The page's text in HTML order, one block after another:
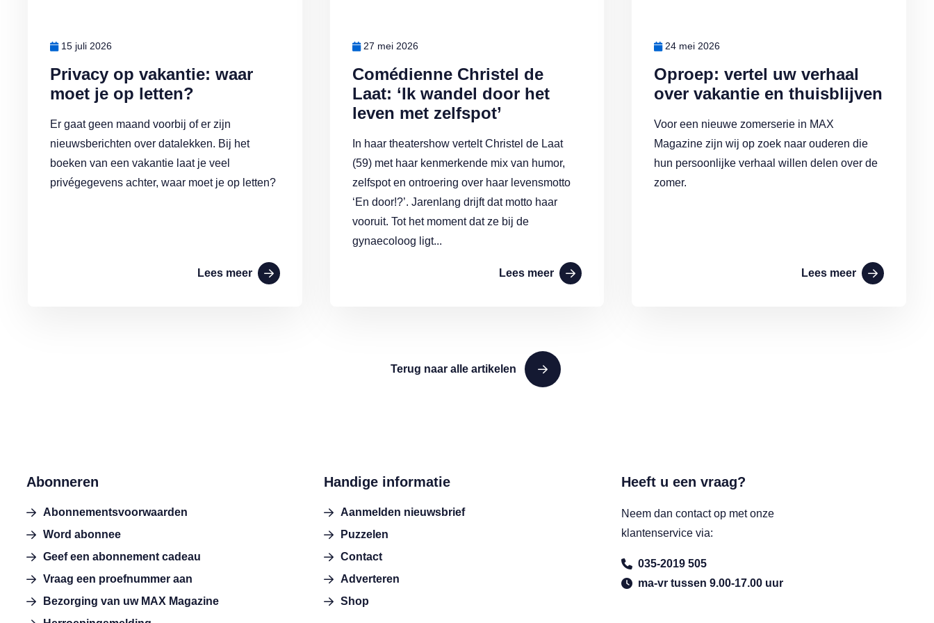
Privacy op vakantie: waar
moet je op letten?
15 juli 2026
Er gaat geen maand voorbij of er zijn
nieuwsberichten over datalekken. Bij het
boeken van een vakantie laat je veel
privégegevens achter, waar moet je op letten?
Lees meer
Comédienne Christel de
Laat: ‘Ik wandel door het
leven met zelfspot’
27 mei 2026
In haar theatershow vertelt Christel de Laat
(59) met haar kenmerkende mix van humor,
zelfspot en ontroering over haar levensmotto
‘En door!?’. Jarenlang drijft dat motto haar
vooruit. Tot het moment dat ze bij de
gynaecoloog ligt...
Lees meer
Oproep: vertel uw verhaal
over vakantie en thuisblijven
24 mei 2026
Voor een nieuwe zomerserie in MAX
Magazine zijn wij op zoek naar ouderen die
hun persoonlijke verhaal willen delen over de
zomer.
Lees meer
Terug naar alle artikelen
Abonneren
Abonnementsvoorwaarden
Word abonnee
Geef een abonnement cadeau
Vraag een proefnummer aan
Bezorging van uw MAX Magazine
Handige informatie
Aanmelden nieuwsbrief
Puzzelen
Contact
Adverteren
Shop
Heeft u een vraag?
Neem dan contact op met onze
klantenservice via:
035-2019 505
ma-vr tussen 9.00-17.00 uur